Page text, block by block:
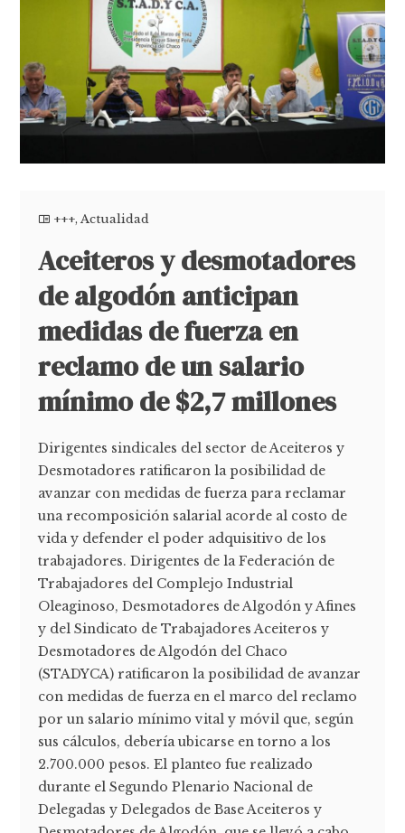
+++,Actualidad
Aceiteros y desmotadores
de algodón anticipan
medidas de fuerza en
reclamo de un salario
mínimo de $2,7 millones
Dirigentes sindicales del sector de Aceiteros y
Desmotadores ratificaron la posibilidad de
avanzar con medidas de fuerza para reclamar
una recomposición salarial acorde al costo de
vida y defender el poder adquisitivo de los
trabajadores. Dirigentes de la Federación de
Trabajadores del Complejo Industrial
Oleaginoso, Desmotadores de Algodón y Afines
y del Sindicato de Trabajadores Aceiteros y
Desmotadores de Algodón del Chaco
(STADYCA) ratificaron la posibilidad de avanzar
con medidas de fuerza en el marco del reclamo
por un salario mínimo vital y móvil que, según
sus cálculos, debería ubicarse en torno a los
2.700.000 pesos. El planteo fue realizado
durante el Segundo Plenario Nacional de
Delegadas y Delegados de Base Aceiteros y